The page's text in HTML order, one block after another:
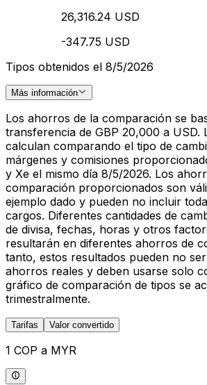
26,316.24 USD
-347.75 USD
Tipos obtenidos el 8/5/2026
Más información
Los ahorros de la comparación se
transferencia de GBP 20,000 a USD.
calculan comparando el tipo de
márgenes y comisiones
y Xe el mismo día 8/5/2026. Los
comparación proporcionados son
ejemplo dado y pueden no incluir
cargos. Diferentes cantidades de
de divisa, fechas, horas y otros
resultarán en diferentes ahorros de
tanto, estos resultados pueden no
ahorros reales y deben usarse solo
gráfico de comparación de tipos se
trimestralmente.
Tarifas Valor convertido
1 COP a MYR